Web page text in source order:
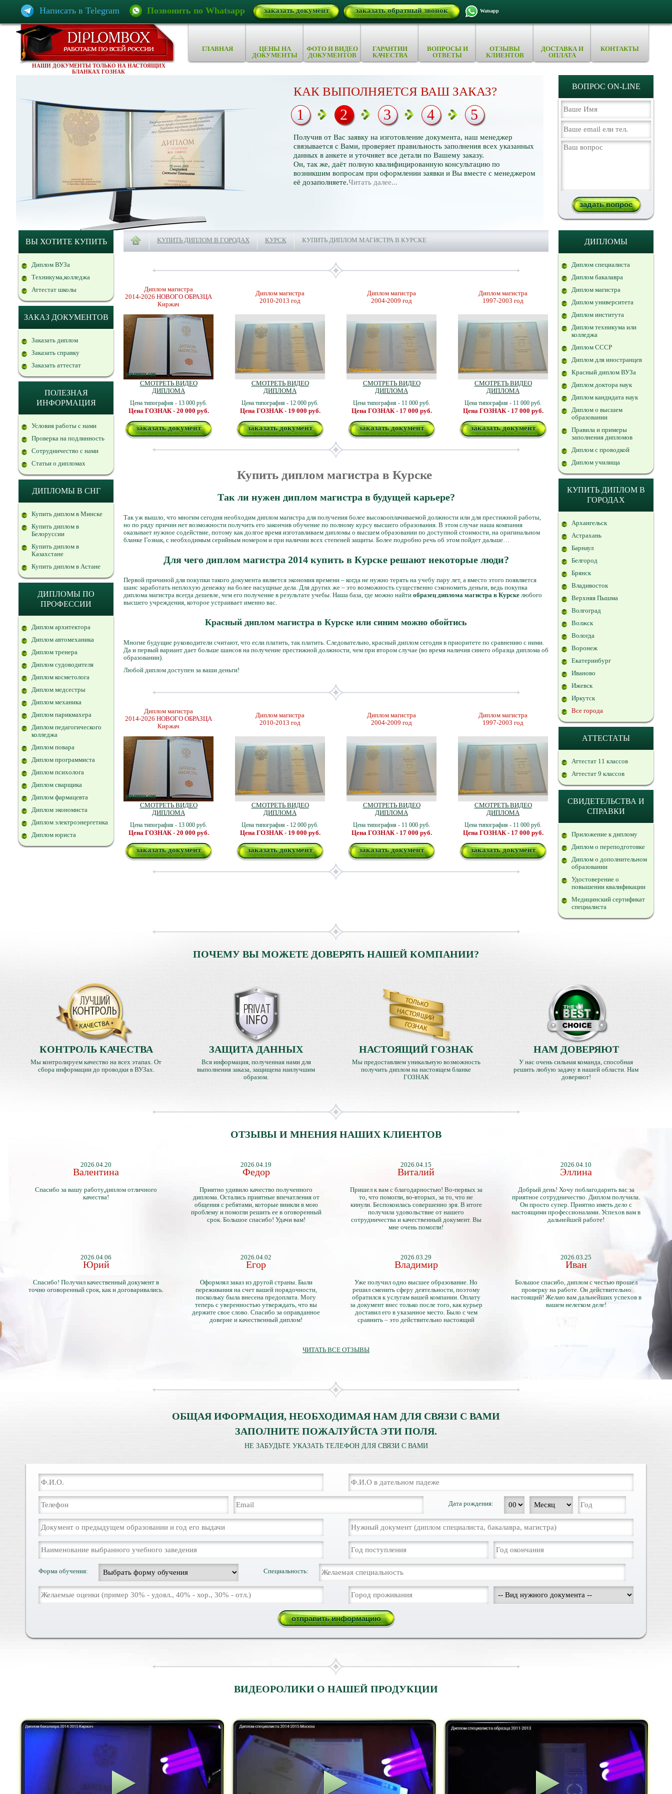
Написать в Telegram Позвонить по Whatsapp заказать документ заказать обратный звонок Watsapp
НАШИ ДОКУМЕНТЫ ТОЛЬКО НА НАСТОЯЩИХ
БЛАНКАХ ГОЗНАК
ГЛАВНАЯ
ЦЕНЫ НА
ДОКУМЕНТЫ
ФОТО И ВИДЕО
ДОКУМЕНТОВ
ГАРАНТИИ
КАЧЕСТВА
ВОПРОСЫ И
ОТВЕТЫ
ОТЗЫВЫ
КЛИЕНТОВ
ДОСТАВКА И
ОПЛАТА
КОНТАКТЫ
КАК ВЫПОЛНЯЕТСЯ ВАШ ЗАКАЗ?
Получив от Вас заявку на изготовление документа, наш менеджер
связывается с Вами, проверяет правильность заполнения всех указанных
данных в анкете и уточняет все детали по Вашему заказу.
Он, так же, даёт полную квалифицированную консультацию по
возникшим вопросам при оформлении заявки и Вы вместе с менеджером
её дозаполняете.Читать далее...
1 2 3 4 5
ВОПРОС ON-LINE
ВЫ ХОТИТЕ КУПИТЬ
Диплом ВУЗа
Техникума,колледжа
Аттестат школы
ЗАКАЗ ДОКУМЕНТОВ
Заказать диплом
Заказать справку
Заказать аттестат
ПОЛЕЗНАЯ
ИНФОРМАЦИЯ
Условия работы с нами
Проверка на подлинность
Сотрудничество с нами
Статьи о дипломах
ДИПЛОМЫ В СНГ
Купить диплом в Минске
Купить диплом в
Белоруссии
Купить диплом в
Казахстане
Купить диплом в Астане
ДИПЛОМЫ ПО
ПРОФЕССИИ
Диплом архитектора
Диплом автомеханика
Диплом тренера
Диплом судоводителя
Диплом косметолога
Диплом медсестры
Диплом механика
Диплом парикмахера
Диплом педагогического
колледжа
Диплом повара
Диплом программиста
Диплом психолога
Диплом сварщика
Диплом фармацевта
Диплом экономиста
Диплом электроэнергетика
Диплом юриста
КУПИТЬ ДИПЛОМ В ГОРОДАХ КУРСК КУПИТЬ ДИПЛОМ МАГИСТРА В КУРСКЕ
Диплом магистра
2014-2026 НОВОГО ОБРАЗЦА
Киржач
СМОТРЕТЬ ВИДЕО
ДИПЛОМА
Цена типография - 13 000 руб.
Цена ГОЗНАК - 20 000 руб.
заказать документ
Диплом магистра
2010-2013 год
СМОТРЕТЬ ВИДЕО
ДИПЛОМА
Цена типография - 12 000 руб.
Цена ГОЗНАК - 19 000 руб.
заказать документ
Диплом магистра
2004-2009 год
СМОТРЕТЬ ВИДЕО
ДИПЛОМА
Цена типография - 11 000 руб.
Цена ГОЗНАК - 17 000 руб.
заказать документ
Диплом магистра
1997-2003 год
СМОТРЕТЬ ВИДЕО
ДИПЛОМА
Цена типография - 11 000 руб.
Цена ГОЗНАК - 17 000 руб.
заказать документ
Купить диплом магистра в Курске
Так ли нужен диплом магистра в будущей карьере?
Так уж вышло, что многим сегодня необходим диплом магистра для получения более высокооплачиваемой должности или для престижной работы,
но по ряду причин нет возможности получить его закончив обучение по полному курсу высшего образования. В этом случае наша компания
оказывает нужное содействие, потому как долгое время изготавливаем дипломы о высшем образовании по доступной стоимости, на оригинальном
бланке Гознак, с необходимым серийным номером и при наличии всех степеней защиты. Более подробно речь об этом пойдет дальше…
Для чего диплом магистра 2014 купить в Курске решают некоторые люди?
Первой причиной для покупки такого документа является экономия времени – когда не нужно терять на учебу пару лет, а вместо этого появляется
шанс заработать неплохую денежку на более насущные дела. Для других же – это возможность существенно сэкономить деньги, ведь покупка
диплома магистра всегда дешевле, чем его получение в результате учебы. Наша база, где можно найти образец диплома магистра в Курске любого
высшего учреждения, которое устраивает именно вас.
Красный диплом магистра в Курске или синим можно обойтись
Многие будущие руководители считают, что если платить, так платить. Следовательно, красный диплом сегодня в приоритете по сравнению с ними.
Да и первый вариант дает больше шансов на получение престижной должности, чем при втором случае (во время наличия синего образца диплома об
образовании).
Любой диплом доступен за ваши деньги!
Диплом магистра
2014-2026 НОВОГО ОБРАЗЦА
Киржач
СМОТРЕТЬ ВИДЕО
ДИПЛОМА
Цена типография - 13 000 руб.
Цена ГОЗНАК - 20 000 руб.
заказать документ
Диплом магистра
2010-2013 год
СМОТРЕТЬ ВИДЕО
ДИПЛОМА
Цена типография - 12 000 руб.
Цена ГОЗНАК - 19 000 руб.
заказать документ
Диплом магистра
2004-2009 год
СМОТРЕТЬ ВИДЕО
ДИПЛОМА
Цена типография - 11 000 руб.
Цена ГОЗНАК - 17 000 руб.
заказать документ
Диплом магистра
1997-2003 год
СМОТРЕТЬ ВИДЕО
ДИПЛОМА
Цена типография - 11 000 руб.
Цена ГОЗНАК - 17 000 руб.
заказать документ
ДИПЛОМЫ
Диплом специалиста
Диплом бакалавра
Диплом магистра
Диплом университета
Диплом института
Диплом техникума или
колледжа
Диплом СССР
Диплом для иностранцев
Красный диплом ВУЗа
Диплом доктора наук
Диплом кандидата наук
Диплом о высшем
образовании
Правила и примеры
заполнения дипломов
Диплом с проводкой
Диплом училища
КУПИТЬ ДИПЛОМ В
ГОРОДАХ
Архангельск
Астрахань
Барнаул
Белгород
Брянск
Владивосток
Верхняя Пышма
Волгоград
Волжск
Вологда
Воронеж
Екатеринбург
Иваново
Ижевск
Иркутск
Все города
АТТЕСТАТЫ
Аттестат 11 классов
Аттестат 9 классов
СВИДЕТЕЛЬСТВА И
СПРАВКИ
Приложение к диплому
Диплом о переподготовке
Диплом о дополнительном
образовании
Удостоверение о
повышении квалификации
Медицинский сертификат
специалиста
ПОЧЕМУ ВЫ МОЖЕТЕ ДОВЕРЯТЬ НАШЕЙ КОМПАНИИ?
КОНТРОЛЬ КАЧЕСТВА
Мы контролируем качество на всех этапах. От
сбора информации до проводки в ВУЗах.
ЗАЩИТА ДАННЫХ
Вся информация, полученная нами для
выполнения заказа, защищена наилучшим
образом.
НАСТОЯЩИЙ ГОЗНАК
Мы предоставляем уникальную возможность
получить диплом на настоящем бланке
ГОЗНАК
НАМ ДОВЕРЯЮТ
У нас очень сильная команда, способная
решить любую задачу в нашей области. Нам
доверяют!
ОТЗЫВЫ И МНЕНИЯ НАШИХ КЛИЕНТОВ
2026.04.20
Валентина
Спасибо за вашу работу,диплом отличного
качества!
2026.04.19
Федор
Приятно удивило качество полученного
диплома. Остались приятные впечатления от
общения с ребятами, которые вникли в мою
проблему и помогли решить ее в оговоренный
срок. Большое спасибо! Удачи вам!
2026.04.15
Виталий
Пришел к вам с благодарностью! Во-первых за
то, что помогли, во-вторых, за то, что не
кинули. Беспокоилась совершенно зря. В итоге
получила удовольствие от нашего
сотрудничества и качественный документ. Вы
мне очень помогли!
2026.04.10
Эллина
Добрый день! Хочу поблагодарить вас за
приятное сотрудничество. Диплом получила.
Он просто супер. Приятно иметь дело с
настоящими профессионалами. Успехов вам в
дальнейшей работе!
2026.04.06
Юрий
Спасибо! Получил качественный документ в
точно оговоренный срок, как и договаривались.
2026.04.02
Егор
Оформлял заказ из другой страны. Были
переживания на счет вашей порядочности,
поскольку была внесена предоплата. Могу
теперь с уверенностью утверждать, что вы
держите свое слово. Спасибо за оправданное
доверие и качественный диплом!
2026.03.29
Владимир
Уже получил одно высшее образование. Но
решил сменить сферу деятельности, поэтому
обратился к услугам вашей компании. Оплату
за документ внес только после того, как курьер
доставил его в указанное место. Было с чем
сравнить – это действительно настоящий
2026.03.25
Иван
Большое спасибо, диплом с честью прошел
проверку на работе. Он действительно
настоящий! Желаю вам дальнейших успехов в
вашем нелегком деле!
ЧИТАТЬ ВСЕ ОТЗЫВЫ
ОБЩАЯ ИФОРМАЦИЯ, НЕОБХОДИМАЯ НАМ ДЛЯ СВЯЗИ С ВАМИ
ЗАПОЛНИТЕ ПОЖАЛУЙСТА ЭТИ ПОЛЯ.
НЕ ЗАБУДЬТЕ УКАЗАТЬ ТЕЛЕФОН ДЛЯ СВЯЗИ С ВАМИ
Дата рождения:
Форма обучения: Специальность:
ВИДЕОРОЛИКИ О НАШЕЙ ПРОДУКЦИИ